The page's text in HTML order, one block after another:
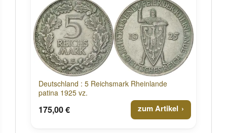
Deutschland : 5 Reichsmark Rheinlande
patina 1925 vz.
175,00 € zum Artikel